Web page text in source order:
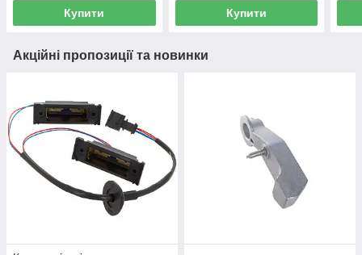
Купити Купити
Акційні пропозиції та новинки